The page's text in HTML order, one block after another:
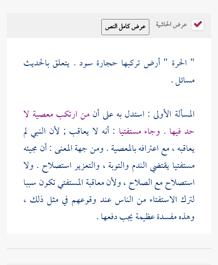
عرض الحاشية
" الحرة " أرض تركبها حجارة سود . يتعلق بالحديث
مسائل .
المسألة الأولى : استدل به على أنمن ارتكب معصية لا
حد فيها . وجاء مستفتيا : أنه لا يعاقب ; لأن النبي لم
يعاقبه ، مع اعترافه بالمعصية . ومن جهة المعنى : أن مجيئه
مستفتيا يقتضي الندم والتوبة ، والتعزير استصلاح . ولا
استصلاح مع الصلاح ، ولأن معاقبة المستفتي تكون سببا
لترك الاستفتاء من الناس عند وقوعهم في مثل ذلك ،
وهذه مفسدة عظيمة يجب دفعها .